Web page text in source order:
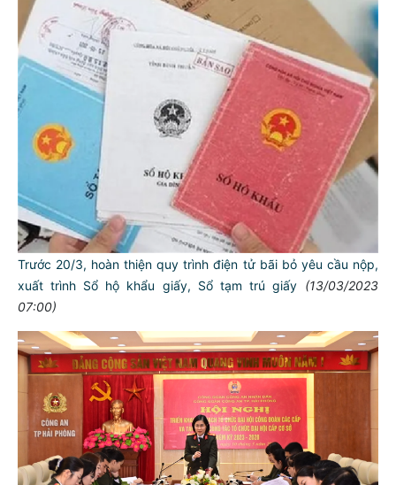
Trước 20/3, hoàn thiện quy trình điện tử bãi bỏ yêu cầu nộp,
xuất trình Sổ hộ khẩu giấy, Sổ tạm trú giấy (13/03/2023
07:00)